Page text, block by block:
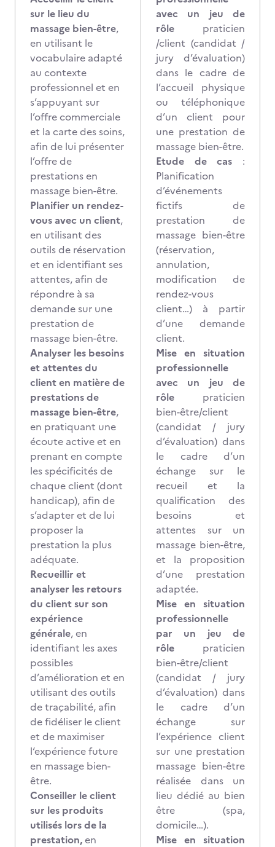
sur le lieu du
massage bien-être,
en utilisant le
vocabulaire adapté
au contexte
professionnel et en
s’appuyant sur
l’offre commerciale
et la carte des soins,
afin de lui présenter
l’offre de
prestations en
massage bien-être.
Planifier un rendez-
vous avec un client,
en utilisant des
outils de réservation
et en identifiant ses
attentes, afin de
répondre à sa
demande sur une
prestation de
massage bien-être.
Analyser les besoins
et attentes du
client en matière de
prestations de
massage bien-être,
en pratiquant une
écoute active et en
prenant en compte
les spécificités de
chaque client (dont
handicap), afin de
s’adapter et de lui
proposer la
prestation la plus
adéquate.
Recueillir et
analyser les retours
du client sur son
expérience
générale, en
identifiant les axes
possibles
d’amélioration et en
utilisant des outils
de traçabilité, afin
de fidéliser le client
et de maximiser
l‘expérience future
en massage bien-
être.
Conseiller le client
sur les produits
utilisés lors de la
prestation,en
avec un jeu de
rôle praticien
/client (candidat /
jury d’évaluation)
dans le cadre de
l’accueil physique
ou téléphonique
d’un client pour
une prestation de
massage bien-être.
Etude de cas :
Planification
d’événements
fictifs de
prestation de
massage bien-être
(réservation,
annulation,
modification de
rendez-vous
client…) à partir
d’une demande
client.
Mise en situation
professionnelle
avec un jeu de
rôle praticien
bien-être/client
(candidat / jury
d’évaluation) dans
le cadre d’un
échange sur le
recueil et la
qualification des
besoins et
attentes sur un
massage bien-être,
et la proposition
d’une prestation
adaptée.
Mise en situation
professionnelle
par un jeu de
rôle praticien
bien-être/client
(candidat / jury
d’évaluation) dans
le cadre d’un
échange sur
l’expérience client
sur une prestation
massage bien-être
réalisée dans un
lieu dédié au bien
être (spa,
domicile…).
Mise en situation